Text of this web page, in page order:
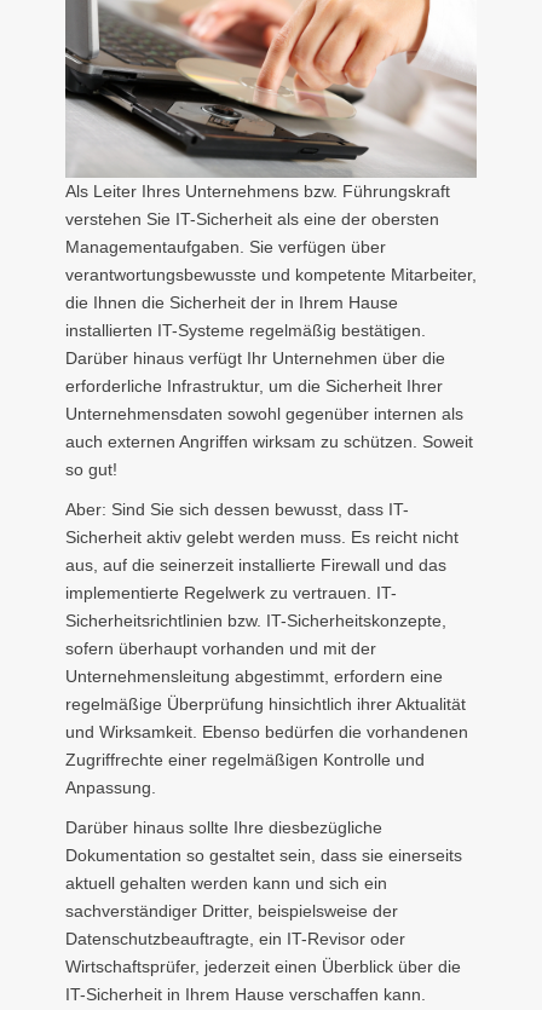
Als Leiter Ihres Unternehmens bzw. Führungskraft
verstehen Sie IT-Sicherheit als eine der obersten
Managementaufgaben. Sie verfügen über
verantwortungsbewusste und kompetente Mitarbeiter,
die Ihnen die Sicherheit der in Ihrem Hause
installierten IT-Systeme regelmäßig bestätigen.
Darüber hinaus verfügt Ihr Unternehmen über die
erforderliche Infrastruktur, um die Sicherheit Ihrer
Unternehmensdaten sowohl gegenüber internen als
auch externen Angriffen wirksam zu schützen. Soweit
so gut!
Aber: Sind Sie sich dessen bewusst, dass IT-
Sicherheit aktiv gelebt werden muss. Es reicht nicht
aus, auf die seinerzeit installierte Firewall und das
implementierte Regelwerk zu vertrauen. IT-
Sicherheitsrichtlinien bzw. IT-Sicherheitskonzepte,
sofern überhaupt vorhanden und mit der
Unternehmensleitung abgestimmt, erfordern eine
regelmäßige Überprüfung hinsichtlich ihrer Aktualität
und Wirksamkeit. Ebenso bedürfen die vorhandenen
Zugriffrechte einer regelmäßigen Kontrolle und
Anpassung.
Darüber hinaus sollte Ihre diesbezügliche
Dokumentation so gestaltet sein, dass sie einerseits
aktuell gehalten werden kann und sich ein
sachverständiger Dritter, beispielsweise der
Datenschutzbeauftragte, ein IT-Revisor oder
Wirtschaftsprüfer, jederzeit einen Überblick über die
IT-Sicherheit in Ihrem Hause verschaffen kann.